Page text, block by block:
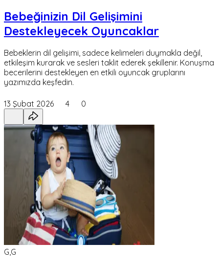
Bebeğinizin Dil Gelişimini
Destekleyecek Oyuncaklar
Bebeklerin dil gelişimi, sadece kelimeleri duymakla değil,
etkileşim kurarak ve sesleri taklit ederek şekillenir. Konuşma
becerilerini destekleyen en etkili oyuncak gruplarını
yazımızda keşfedin.
13 Şubat 2026 4 0
G,G